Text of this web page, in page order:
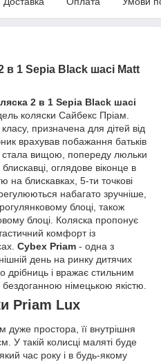
в 1 Sepia Black шасі Matt
2 в 1 Sepia Black шасі
коляски Сайбекс Пріам.
призначена для дітей від
врахував побажання батьків
стала вищою, попереду люльки
оглядове віконце в
на блискавках, 5-ти точкові
набагато зручніше,
блоці, також
блоці. Коляска пропонує
комфорт із
Cybex Priam - одна з
день на ринку дитячих
дрібниць і вражає стильним
німецькою якістю.
Priam Lux
простора, її внутрішня
такій колисці маляті буде
час року і в будь-якому